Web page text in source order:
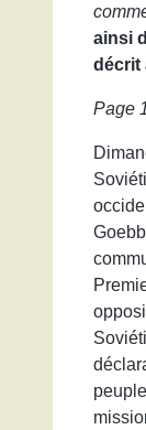
ainsi
décrit
Page